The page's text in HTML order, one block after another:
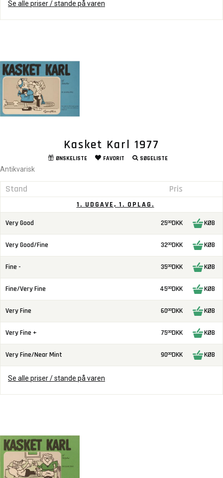
Se alle priser / stande på varen
Kasket Karl 1977
ØNSKELISTE FAVORIT SØGELISTE
Antikvarisk
Stand Pris
1. UDGAVE, 1. OPLAG.
Very Good 2500DKK KØB
Very Good/Fine 3200DKK KØB
Fine - 3500DKK KØB
Fine/Very Fine 4500DKK KØB
Very Fine 6000DKK KØB
Very Fine + 7500DKK KØB
Very Fine/Near Mint 9000DKK KØB
Se alle priser / stande på varen